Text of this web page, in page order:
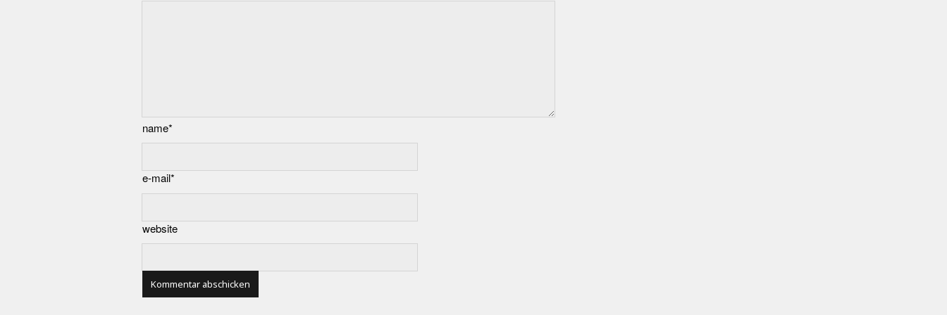
name*
e-mail*
website